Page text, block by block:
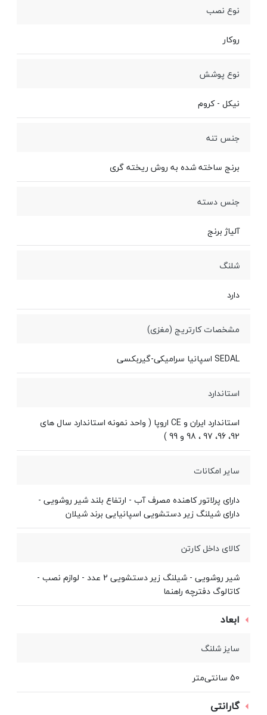
نوع نصب
روکار
نوع پوشش
نیکل - کروم
جنس تنه
برنج ساخته شده به روش ریخته گری
جنس دسته
آلیاژ برنج
شلنگ
دارد
مشخصات کارتریج (مغزی)
SEDAL اسپانیا سرامیکی-گیربکسی
استاندارد
استاندارد ایران و CE اروپا ( واحد نمونه استاندارد سال های
92، 96، 97 ، 98 و 99 )
سایر امکانات
دارای پرلاتور کاهنده مصرف آب - ارتفاع بلند شیر روشویی -
دارای شیلنگ زیر دستشویی اسپانیایی برند شیلان
کالای داخل کارتن
شیر روشویی - شیلنگ زیر دستشویی 2 عدد - لوازم نصب -
کاتالوگ دفترچه راهنما
ابعاد
سایز شلنگ
50 سانتی‌متر
گارانتی